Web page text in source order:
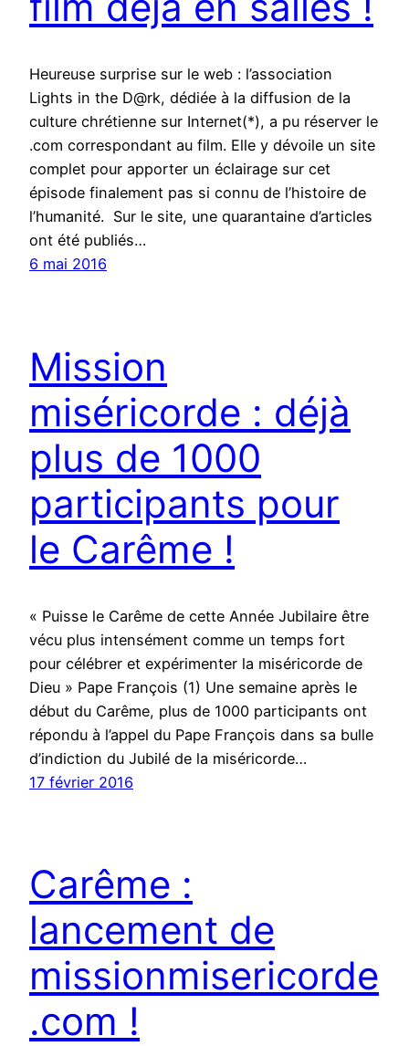
Heureuse surprise sur le web : l’association
Lights in the D@rk, dédiée à la diffusion de la
culture chrétienne sur Internet(*), a pu réserver le
.com correspondant au film. Elle y dévoile un site
complet pour apporter un éclairage sur cet
épisode finalement pas si connu de l’histoire de
l’humanité. Sur le site, une quarantaine d’articles
ont été publiés…
6 mai 2016
Mission
miséricorde : déjà
plus de 1000
participants pour
le Carême !
« Puisse le Carême de cette Année Jubilaire être
vécu plus intensément comme un temps fort
pour célébrer et expérimenter la miséricorde de
Dieu » Pape François (1) Une semaine après le
début du Carême, plus de 1000 participants ont
répondu à l’appel du Pape François dans sa bulle
d’indiction du Jubilé de la miséricorde…
17 février 2016
Carême :
lancement de
missionmisericorde
.com !